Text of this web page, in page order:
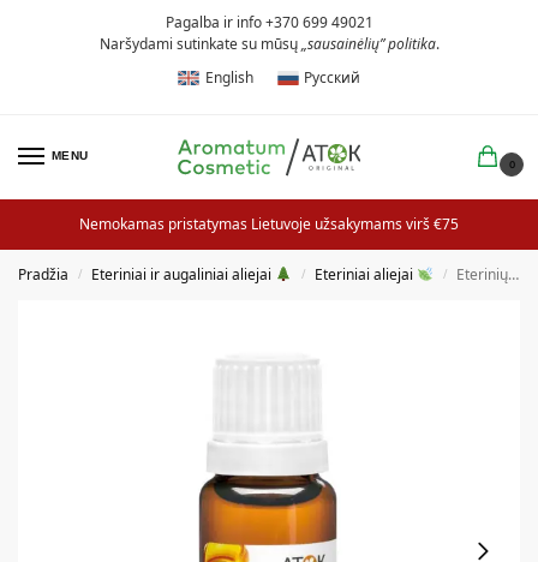
Pagalba ir info +370 699 49021
Naršydami sutinkate su mūsų„sausainėlių” politika.
English
Русский
MENU
0
Nemokamas pristatymas Lietuvoje užsakymams virš €75
Pradžia / Eteriniai ir augaliniai aliejai / Eteriniai aliejai / Eterinių aliejų mišinys Meilės naktis